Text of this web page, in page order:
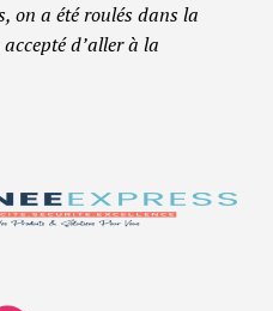
on a été roulés dans la
d’aller à la